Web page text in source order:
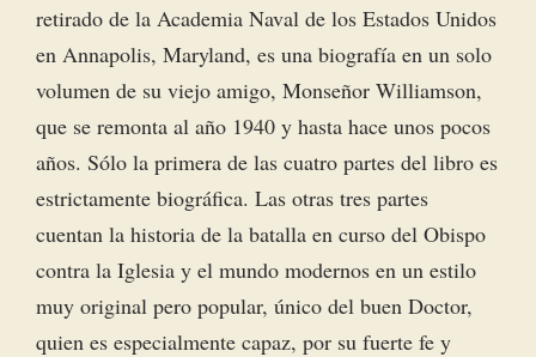
retirado de la Academia Naval de los Estados Unidos
en Annapolis, Maryland, es una biografía en un solo
volumen de su viejo amigo, Monseñor Williamson,
que se remonta al año 1940 y hasta hace unos pocos
años. Sólo la primera de las cuatro partes del libro es
estrictamente biográfica. Las otras tres partes
cuentan la historia de la batalla en curso del Obispo
contra la Iglesia y el mundo modernos en un estilo
muy original pero popular, único del buen Doctor,
quien es especialmente capaz, por su fuerte fe y